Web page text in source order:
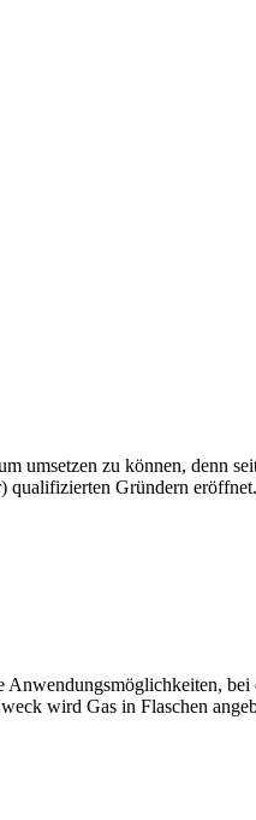
umsetzen zu können, denn
Gründern
bei
wird Gas in Flaschen